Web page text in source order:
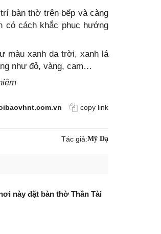
bàn thờ trên bếp và càng
có cách khắc phục hướng
màu xanh da trời, xanh lá
như đỏ, vàng, cam…
copy link
Tác giả:Mỹ Dạ
này đặt bàn thờ Thần Tài